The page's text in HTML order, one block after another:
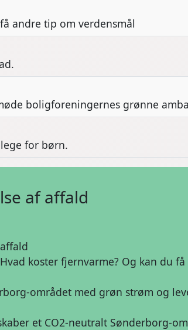
andre tip om verdensmål
boligforeningernes grønne
for børn.
af affald
koster fjernvarme? Og kan du
området med grøn strøm og
et CO2-neutralt Sønderborg-